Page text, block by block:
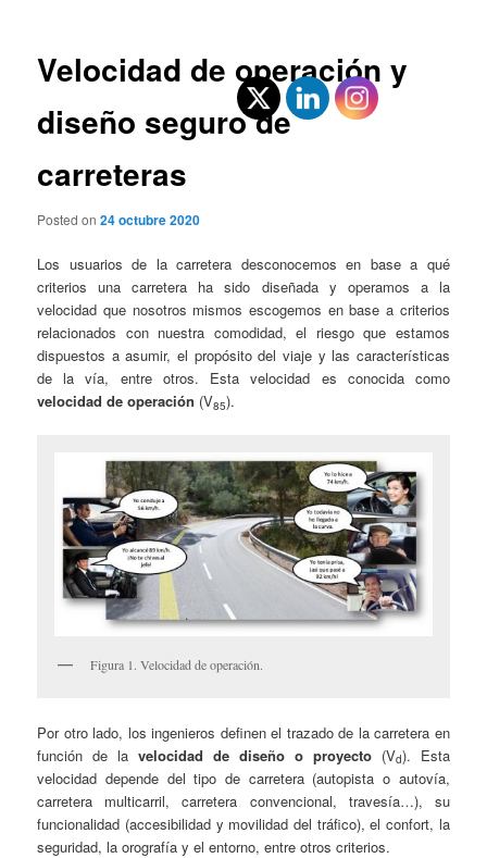
Velocidad de operación y
diseño seguro de
carreteras
Posted on24 octubre 2020
Los usuarios de la carretera desconocemos en base a qué
criterios una carretera ha sido diseñada y operamos a la
velocidad que nosotros mismos escogemos en base a criterios
relacionados con nuestra comodidad, el riesgo que estamos
dispuestos a asumir, el propósito del viaje y las características
de la vía, entre otros. Esta velocidad es conocida como
velocidad de operación (V85).
Figura 1. Velocidad de operación.
Por otro lado, los ingenieros definen el trazado de la carretera en
función de lavelocidad de diseño o proyecto(Vd). Esta
velocidad depende del tipo de carretera (autopista o autovía,
carretera multicarril, carretera convencional, travesía…), su
funcionalidad (accesibilidad y movilidad del tráfico), el confort, la
seguridad, la orografía y el entorno, entre otros criterios.